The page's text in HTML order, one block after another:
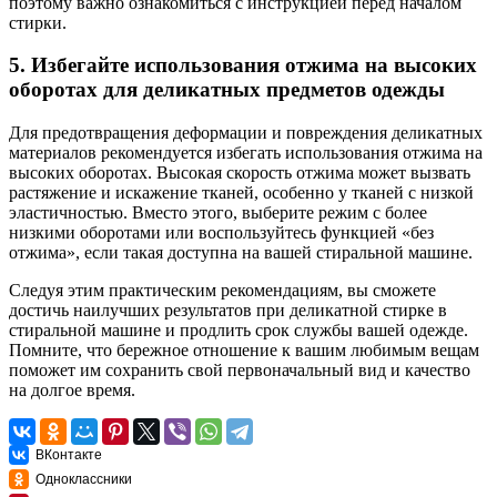
стирки.
5. Избегайте использования отжима на высоких
оборотах для деликатных предметов одежды
Для предотвращения деформации и повреждения деликатных
материалов рекомендуется избегать использования отжима на
высоких оборотах. Высокая скорость отжима может вызвать
растяжение и искажение тканей, особенно у тканей с низкой
эластичностью. Вместо этого, выберите режим с более
низкими оборотами или воспользуйтесь функцией «без
отжима», если такая доступна на вашей стиральной машине.
Следуя этим практическим рекомендациям, вы сможете
достичь наилучших результатов при деликатной стирке в
стиральной машине и продлить срок службы вашей одежде.
Помните, что бережное отношение к вашим любимым вещам
поможет им сохранить свой первоначальный вид и качество
на долгое время.
ВКонтакте
Одноклассники